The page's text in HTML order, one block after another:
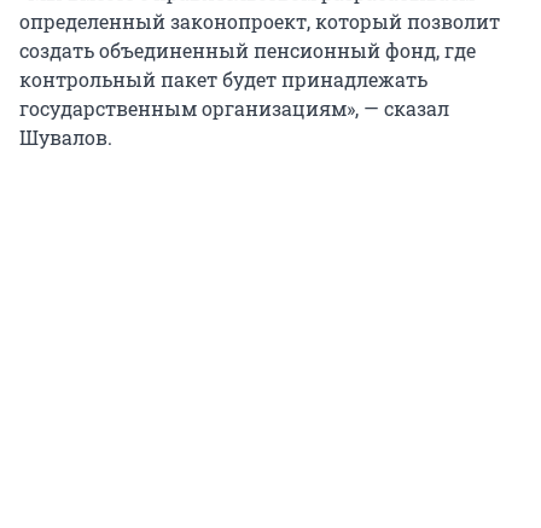
определенный законопроект, который позволит
создать объединенный пенсионный фонд, где
контрольный пакет будет принадлежать
государственным организациям», — сказал
Шувалов.